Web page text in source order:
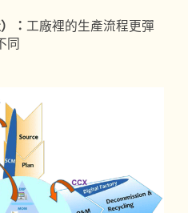
： 工廠裡的生產流程更彈
不同